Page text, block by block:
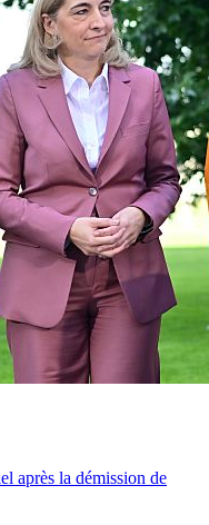
après la démission de